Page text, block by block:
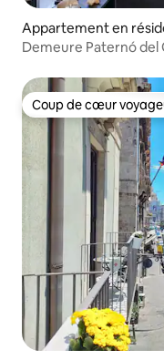
Appartement en
Demeure Paternó del
Coup de cœur
Coup de cœur